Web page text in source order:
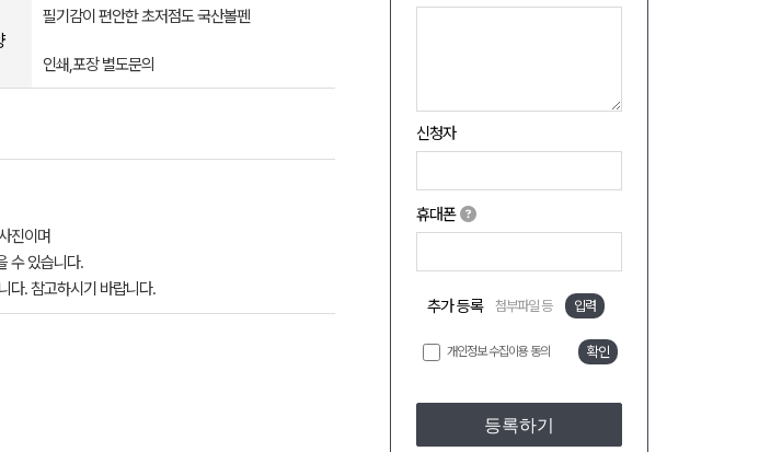
신청자
휴대폰
추가 등록 첨부파일 등 입력
개인정보 수집이용 동의 확인
등록하기
필기감이 편안한 초저점도 국산볼펜
인쇄,포장 별도문의
진이며
수 있습니다.
다. 참고하시기 바랍니다.